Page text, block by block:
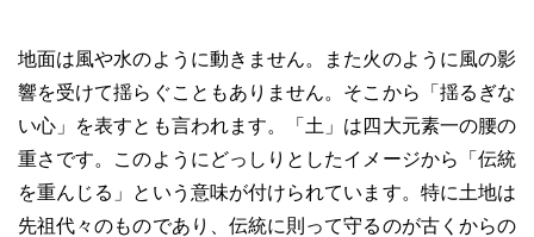
地面は風や水のように動きません。また火のように風の影
響を受けて揺らぐこともありません。そこから「揺るぎな
い心」を表すとも言われます。「土」は四大元素一の腰の
重さです。このようにどっしりとしたイメージから「伝統
を重んじる」という意味が付けられています。特に土地は
先祖代々のものであり、伝統に則って守るのが古くからの